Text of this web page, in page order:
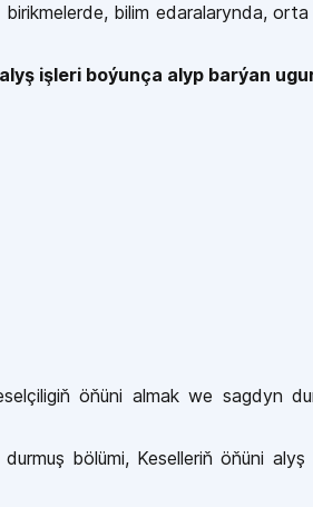
bilim edaralarynda,
işleri boýunça alyp barýan
öňüni almak we sagdyn
bölümi, Keselleriň öňüni